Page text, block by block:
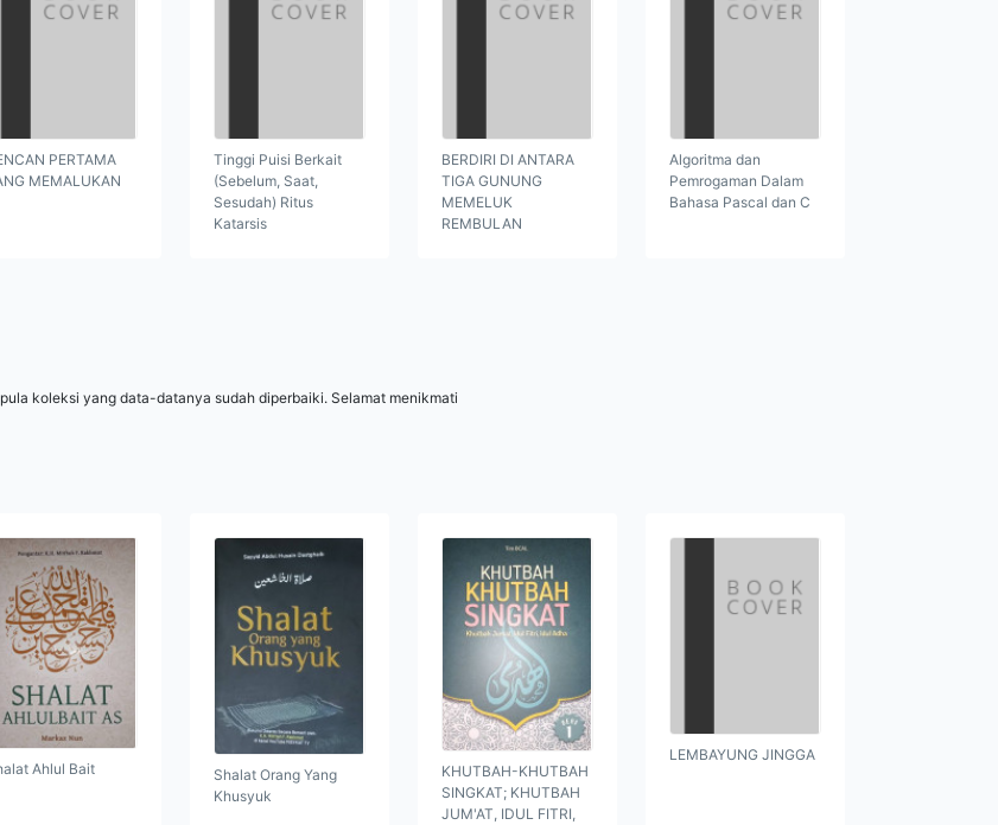
PERTAMA
MEMALUKAN
Tinggi Puisi Berkait
(Sebelum, Saat,
Sesudah) Ritus
Katarsis
BERDIRI DI ANTARA
TIGA GUNUNG
MEMELUK
REMBULAN
Algoritma dan
Pemrogaman Dalam
Bahasa Pascal dan C
koleksi yang data-datanya sudah diperbaiki. Selamat menikmati
Ahlul Bait
Shalat Orang Yang
Khusyuk
KHUTBAH-KHUTBAH
SINGKAT; KHUTBAH
JUM'AT, IDUL FITRI,
LEMBAYUNG JINGGA